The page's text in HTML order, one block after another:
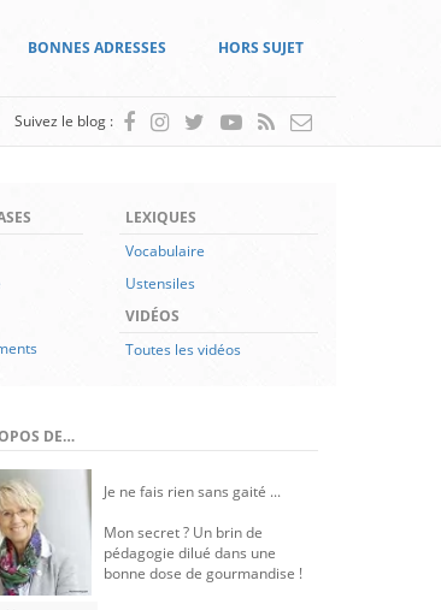
BONNES ADRESSES HORS SUJET
Suivez le blog :
LEXIQUES
Vocabulaire
Ustensiles
VIDÉOS
Toutes les vidéos
DE…
Je ne fais rien sans gaité ...
Mon secret ? Un brin de
pédagogie dilué dans une
bonne dose de gourmandise !